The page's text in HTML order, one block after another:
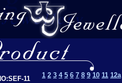
11 1 2 3 4 5 6 7 8 9 10 11 12a